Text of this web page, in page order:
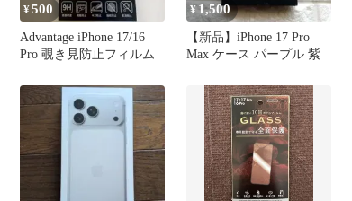
¥500
Advantage iPhone 17/16
Pro 覗き見防止フィルム
¥ 1,500
【新品】iPhone 17 Pro
Max ケース パープル 紫